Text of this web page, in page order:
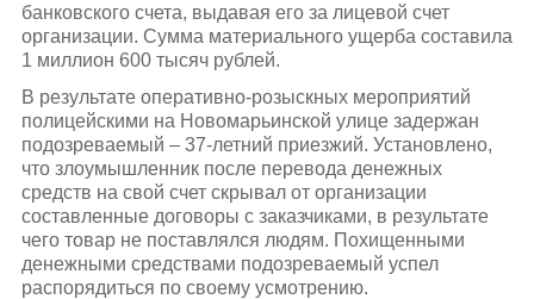
банковского счета, выдавая его за лицевой счет
организации. Сумма материального ущерба составила
1 миллион 600 тысяч рублей.
В результате оперативно-розыскных мероприятий
полицейскими на Новомарьинской улице задержан
подозреваемый – 37-летний приезжий. Установлено,
что злоумышленник после перевода денежных
средств на свой счет скрывал от организации
составленные договоры с заказчиками, в результате
чего товар не поставлялся людям. Похищенными
денежными средствами подозреваемый успел
распорядиться по своему усмотрению.